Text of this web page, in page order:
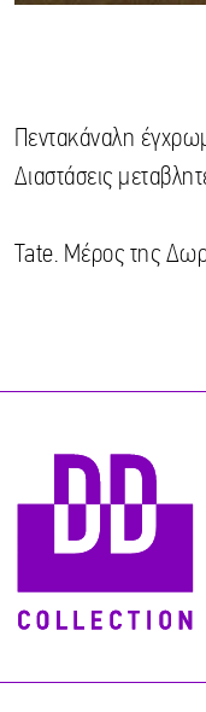
Πεντακάναλη
Διαστάσεις
Tate. Μέρος της